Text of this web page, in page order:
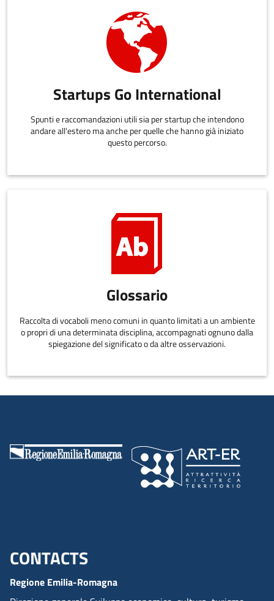
Startups Go International
Spunti e raccomandazioni utili sia per startup che intendono
andare all'estero ma anche per quelle che hanno già iniziato
questo percorso.
Glossario
Raccolta di vocaboli meno comuni in quanto limitati a un ambiente
o propri di una determinata disciplina, accompagnati ognuno dalla
spiegazione del significato o da altre osservazioni.
Menu footer inglese
CONTACTS
Regione Emilia-Romagna